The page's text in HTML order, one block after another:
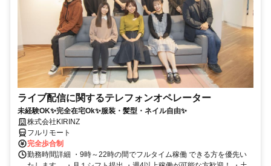
ライブ配信に関するテレフォンオペレーター
未経験OK✨完全在宅Ok✨服装・髪型・ネイル自由✨
株式会社KIRINZ
フルリモート
完全歩合制
勤務時間詳細 ・9時～22時の間でフルタイム稼働 できる方を優先い